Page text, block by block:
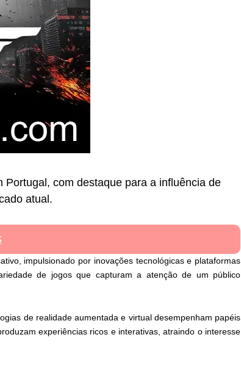
com destaque para a influência de
atual.
impulsionado por inovações tecnológicas e plataformas
de jogos que capturam a atenção de um público
de realidade aumentada e virtual desempenham papéis
experiências ricos e interativas, atraindo o interesse